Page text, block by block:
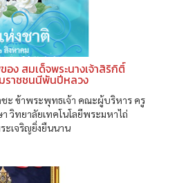
ง สมเด็จพระนางเจ้าสิริกิติ์
ราชชนนีพันปีหลวง
ชะ ข้าพระพุทธเจ้า คณะผู้บริหาร ครู
วิทยาลัยเทคโนโลยีพระมหาไถ่
เจริญยิ่งยืนนาน